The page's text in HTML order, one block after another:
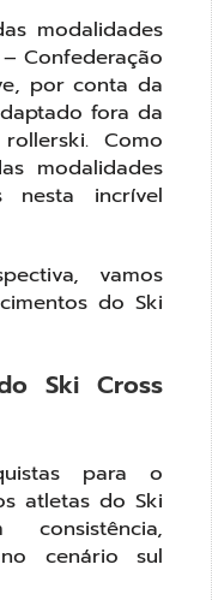
modalidades
Confederação
por conta da
fora da
Como
modalidades
nesta incrível
vamos
do Ski
Ski Cross
para o
atletas do Ski
cenário sul